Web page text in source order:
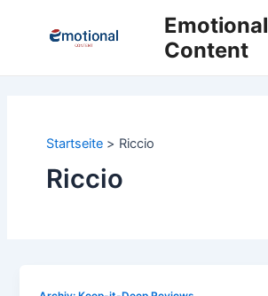
Emotional
Content
Startseite Riccio
Riccio